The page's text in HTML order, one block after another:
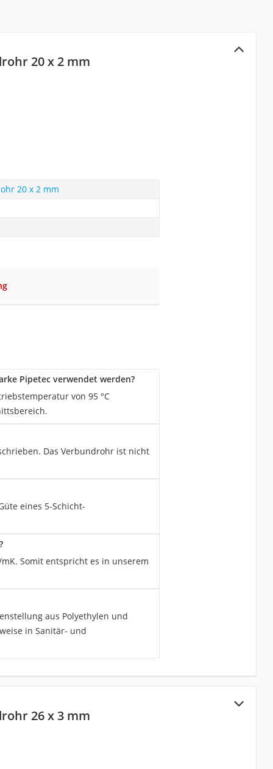
20 x 2 mm
20 x 2 mm
Pipetec verwendet werden?
von 95 °C
Das Verbundrohr ist nicht
eines 5-Schicht-
Somit entspricht es in unserem
aus Polyethylen und
in Sanitär- und
26 x 3 mm